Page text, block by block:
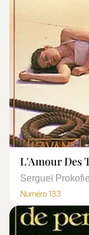
L'Amour Des
Sergueï
Numéro 133